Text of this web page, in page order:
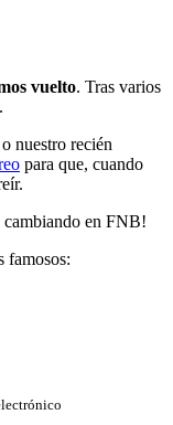
vuelto. Tras varios
nuestro recién
para que, cuando
cambiando en FNB!
famosos: